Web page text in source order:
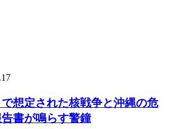
で想定された核戦争と沖縄の危
書が鳴らす警鐘